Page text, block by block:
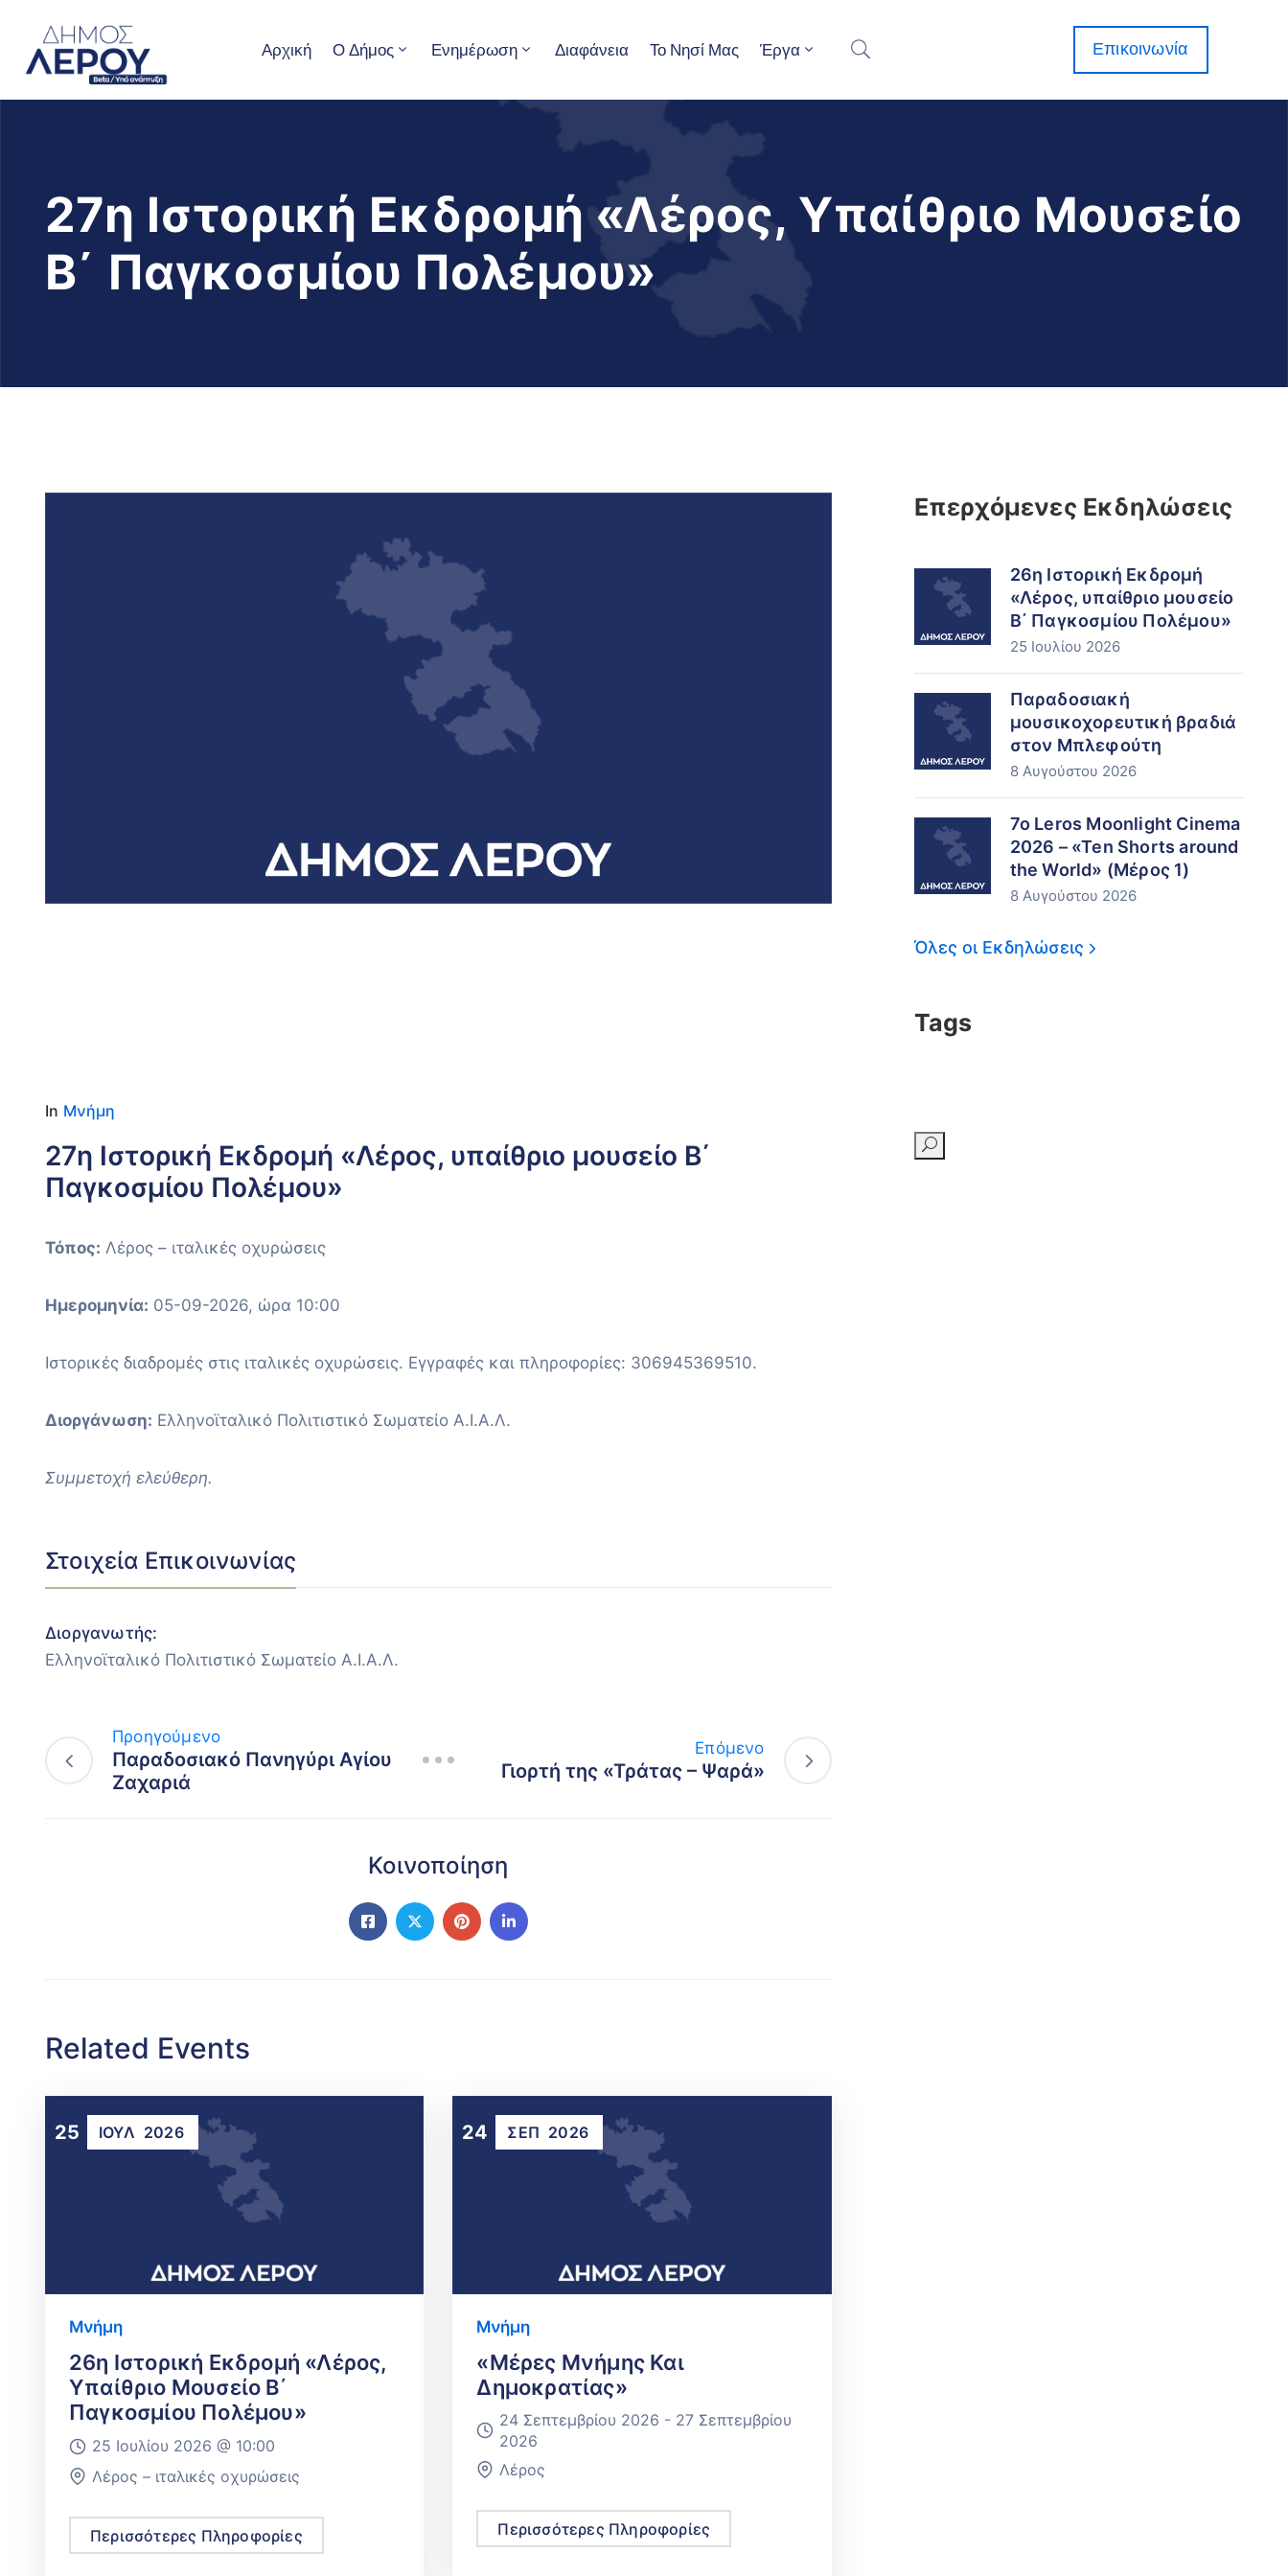
Αρχική Ο Δήμος Ενημέρωση Διαφάνεια Το Νησί Μας Έργα Επικοινωνία
27η Ιστορική Εκδρομή «Λέρος, Υπαίθριο Μουσείο
Β΄ Παγκοσμίου Πολέμου»
In Μνήμη
27η Ιστορική Εκδρομή «Λέρος, υπαίθριο μουσείο Β΄
Παγκοσμίου Πολέμου»
Τόπος: Λέρος – ιταλικές οχυρώσεις
Ημερομηνία: 05-09-2026, ώρα 10:00
Ιστορικές διαδρομές στις ιταλικές οχυρώσεις. Εγγραφές και πληροφορίες: 306945369510.
Διοργάνωση: Ελληνοϊταλικό Πολιτιστικό Σωματείο Α.Ι.Α.Λ.
Συμμετοχή ελεύθερη.
Στοιχεία Επικοινωνίας
Διοργανωτής:
Ελληνοϊταλικό Πολιτιστικό Σωματείο Α.Ι.Α.Λ.
Προηγούμενο
Παραδοσιακό Πανηγύρι Αγίου
Ζαχαριά
Επόμενο
Γιορτή της «Τράτας – Ψαρά»
Κοινοποίηση
Related Events
25 ΙΟΎΛ 2026
Μνήμη
26η Ιστορική Εκδρομή «Λέρος,
Υπαίθριο Μουσείο Β΄
Παγκοσμίου Πολέμου»
25 Ιουλίου 2026 @ 10:00
Λέρος – ιταλικές οχυρώσεις
Περισσότερες Πληροφορίες
24 ΣΕΠ 2026
Μνήμη
«Μέρες Μνήμης Και
Δημοκρατίας»
24 Σεπτεμβρίου 2026 - 27 Σεπτεμβρίου
2026
Λέρος
Περισσότερες Πληροφορίες
Επερχόμενες Εκδηλώσεις
26η Ιστορική Εκδρομή
«Λέρος, υπαίθριο μουσείο
Β΄ Παγκοσμίου Πολέμου»
25 Ιουλίου 2026
Παραδοσιακή
μουσικοχορευτική βραδιά
στον Μπλεφούτη
8 Αυγούστου 2026
7ο Leros Moonlight Cinema
2026 – «Ten Shorts around
the World» (Μέρος 1)
8 Αυγούστου 2026
Όλες οι Εκδηλώσεις
Tags